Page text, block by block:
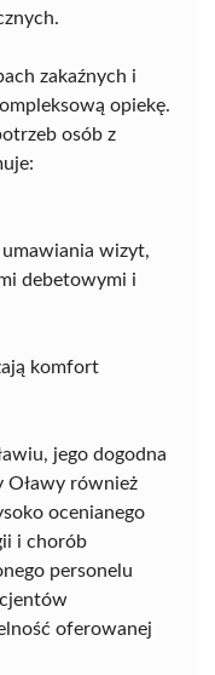
zakaźnych i
opiekę.
osób z
wizyt,
debetowymi i
komfort
jego dogodna
Oławy również
ocenianego
i chorób
personelu
oferowanej